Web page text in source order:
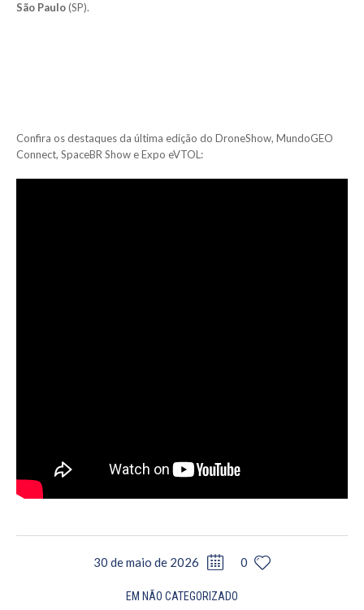
São Paulo(SP).
Confira os destaques da última edição do DroneShow, MundoGEO
Connect, SpaceBR Show e Expo eVTOL:
30 de maio de 2026 0
EM NÃO CATEGORIZADO